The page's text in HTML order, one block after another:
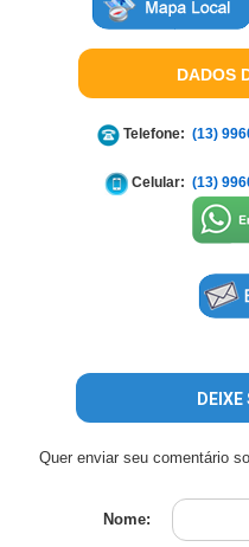
DADOS
Telefone: (13)
Celular: (13)
Quer enviar seu comentário
Nome: